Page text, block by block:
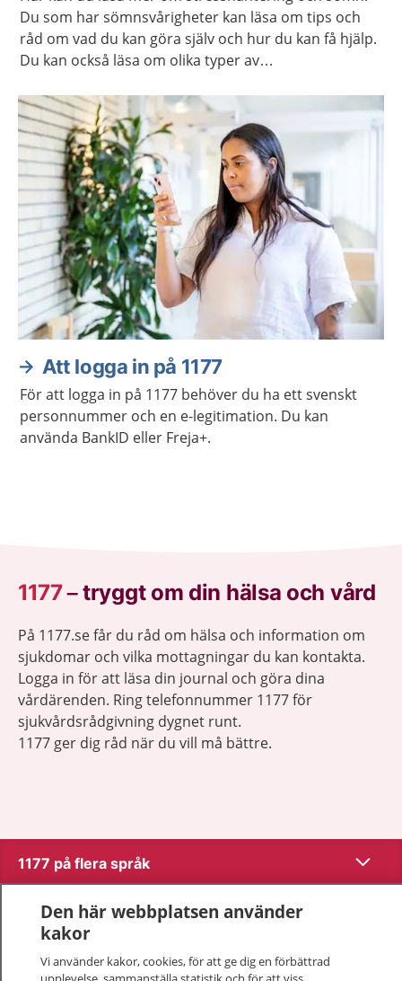
Du som har sömnsvårigheter kan läsa om tips och
råd om vad du kan göra själv och hur du kan få hjälp.
Du kan också läsa om olika typer av
avslappningsövningar.
Att logga in på 1177
För att logga in på 1177 behöver du ha ett svenskt
personnummer och en e-legitimation. Du kan
använda BankID eller Freja+.
1177–tryggt om din hälsa och vård
På 1177.se får du råd om hälsa och information om
sjukdomar och vilka mottagningar du kan kontakta.
Logga in för att läsa din journal och göra dina
vårdärenden. Ring telefonnummer 1177 för
sjukvårdsrådgivning dygnet runt.
1177 ger dig råd när du vill må bättre.
1177 på flera språk Visa
Om 1177
Kontakt
Den här webbplatsen använder
kakor
Vi använder kakor, cookies, för att ge dig en förbättrad